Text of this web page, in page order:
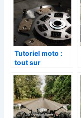
Tutoriel moto :
tout sur